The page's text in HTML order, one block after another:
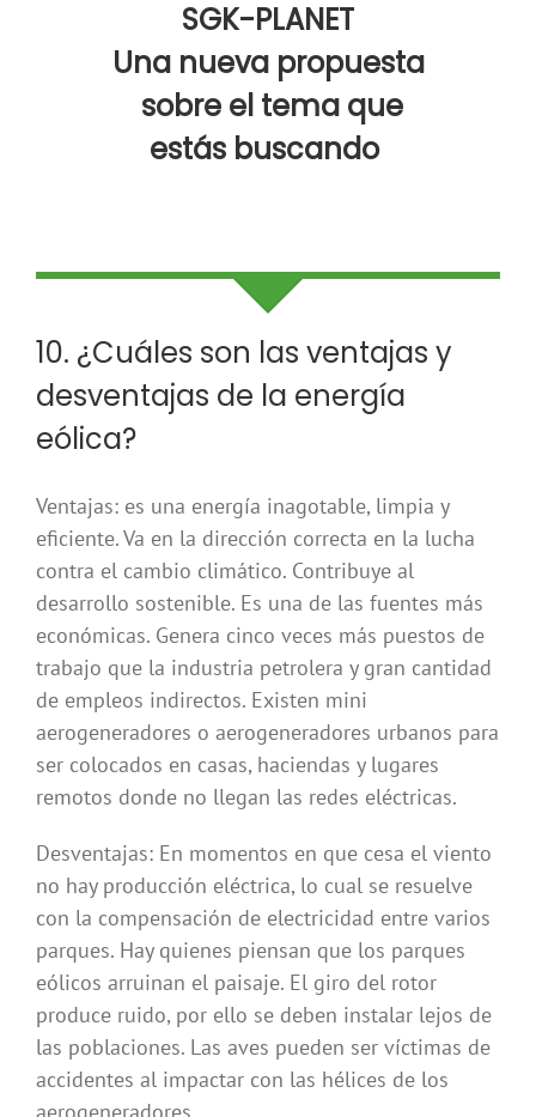
SGK-PLANET
Una nueva propuesta
sobre el tema que
estás buscando
10. ¿Cuáles son las ventajas y
desventajas de la energía
eólica?
Ventajas: es una energía inagotable, limpia y
eficiente. Va en la dirección correcta en la lucha
contra el cambio climático. Contribuye al
desarrollo sostenible. Es una de las fuentes más
económicas. Genera cinco veces más puestos de
trabajo que la industria petrolera y gran cantidad
de empleos indirectos. Existen mini
aerogeneradores o aerogeneradores urbanos para
ser colocados en casas, haciendas y lugares
remotos donde no llegan las redes eléctricas.
Desventajas: En momentos en que cesa el viento
no hay producción eléctrica, lo cual se resuelve
con la compensación de electricidad entre varios
parques. Hay quienes piensan que los parques
eólicos arruinan el paisaje. El giro del rotor
produce ruido, por ello se deben instalar lejos de
las poblaciones. Las aves pueden ser víctimas de
accidentes al impactar con las hélices de los